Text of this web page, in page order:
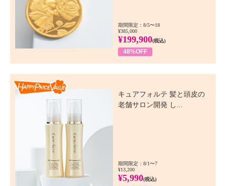
期間限定：8/5〜18
¥385,000
¥199,900(税込)
48%OFF
キュアフォルテ 髪と頭皮の
老舗サロン開発 し...
期間限定：8/1〜7
¥13,200
¥5,990(税込)